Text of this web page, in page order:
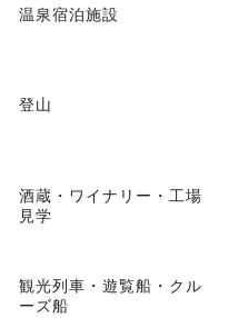
温泉宿泊施設
登山
酒蔵・ワイナリー・工場
見学
観光列車・遊覧船・クル
ーズ船